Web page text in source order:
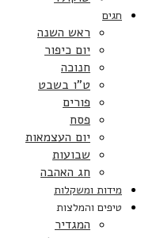
חגים
ראש השנה
יום כיפור
חנוכה
ט”ו בשבט
פורים
פסח
יום העצמאות
שבועות
חג האהבה
מידות ומשקלות
טיפים והמלצות
המגדיר